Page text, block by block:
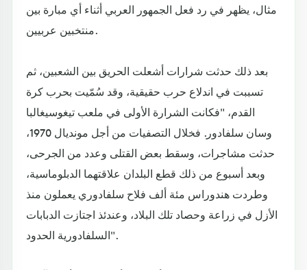
مثال، يظهر في رد فعل الجمهور العربي أثناء أي مبارة بين
منتخبين عربيين.
بعد ذلك حدثت شرارات أشعلت الحريق بين الشعبين، ثم
تسببت في اندلاع حرب حقيقية، وقد سُمّيت بحرب كرة
القدم، "فكانت الشرارة الأولى في ملعب تيغوسيغالبا
وسان سلفادور. فخلال التصفيات من أجل مونديال 1970،
حدثت مشاجرات، وسقط بعض القتلى وعدد من الجرحى،
وبعد أسبوع من ذلك قطع البلدان علاقتهما الدبلوماسية،
وطردت هندوراس مئة ألف فلاح سلفادوري يعملون منذ
الأزل في زراعة وحصاد تلك البلاد، وعندئذ اجتازت الدبابات
السلفادورية الحدود".